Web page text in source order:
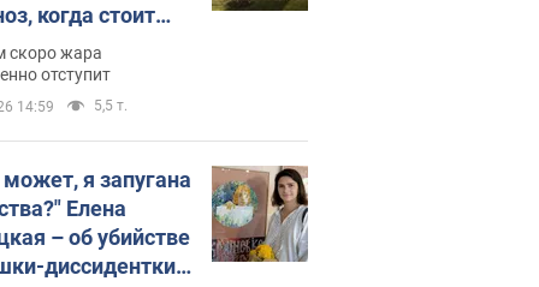
когда стоит
изменения
скоро жара
отступит
14:59 5,5 т.
я запугана
Елена
– об убийстве
диссидентки